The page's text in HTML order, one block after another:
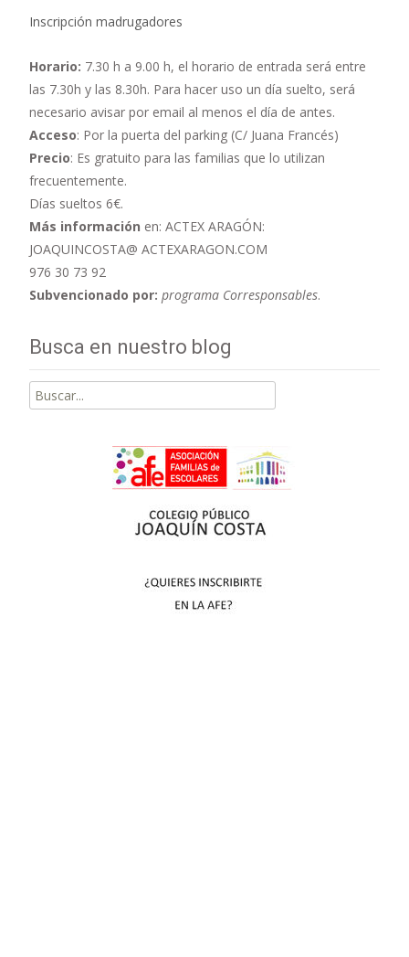
Inscripción madrugadores
Horario: 7.30 h a 9.00 h, el horario de entrada será entre
las 7.30h y las 8.30h. Para hacer uso un día suelto, será
necesario avisar por email al menos el día de antes.
Acceso: Por la puerta del parking (C/ Juana Francés)
Precio: Es gratuito para las familias que lo utilizan
frecuentemente.
Días sueltos 6€.
Más información en: ACTEX ARAGÓN:
JOAQUINCOSTA@ ACTEXARAGON.COM
976 30 73 92
Subvencionado por: programa Corresponsables.
Busca en nuestro blog
Buscar
por: